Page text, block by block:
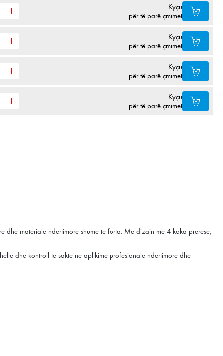
Kyçu
për të parë çmimet
Kyçu
për të parë çmimet
Kyçu
për të parë çmimet
Kyçu
për të parë çmimet
dhe materiale ndërtimore shumë të forta. Me dizajn me 4 koka prerëse,
dhe kontroll të saktë në aplikime profesionale ndërtimore dhe